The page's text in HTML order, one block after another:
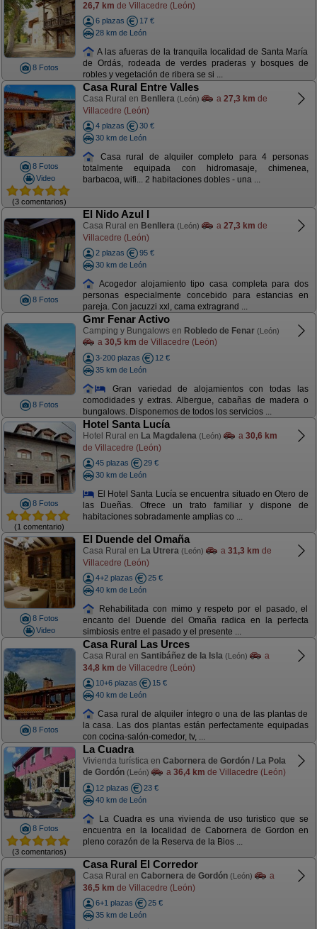
8 Fotos
26,7 km de Villacedre (León)
6 plazas
17 €
28 km de León
A las afueras de la tranquila localidad de Santa María
de Ordás, rodeada de verdes praderas y bosques de
robles y vegetación de ribera se si ...
8 Fotos
Video
(3 comentarios)
Casa Rural Entre Valles
Casa Rural en Benllera (León) a 27,3 km de
Villacedre (León)
4 plazas
30 €
30 km de León
Casa rural de alquiler completo para 4 personas
totalmente equipada con hidromasaje, chimenea,
barbacoa, wifi... 2 habitaciones dobles - una ...
8 Fotos
El Nido Azul I
Casa Rural en Benllera (León) a 27,3 km de
Villacedre (León)
2 plazas
95 €
30 km de León
Acogedor alojamiento tipo casa completa para dos
personas especialmente concebido para estancias en
pareja. Con jacuzzi xxl, cama extragrand ...
8 Fotos
Gmr Fenar Activo
Camping y Bungalows en Robledo de Fenar (León)
a 30,5 km de Villacedre (León)
3-200 plazas
12 €
35 km de León
Gran variedad de alojamientos con todas las
comodidades y extras. Albergue, cabañas de madera o
bungalows. Disponemos de todos los servicios ...
8 Fotos
(1 comentario)
Hotel Santa Lucía
Hotel Rural en La Magdalena (León) a 30,6 km
de Villacedre (León)
45 plazas
29 €
30 km de León
El Hotel Santa Lucía se encuentra situado en Otero de
las Dueñas. Ofrece un trato familiar y dispone de
habitaciones sobradamente amplias co ...
8 Fotos
Video
El Duende del Omaña
Casa Rural en La Utrera (León) a 31,3 km de
Villacedre (León)
4+2 plazas
25 €
40 km de León
Rehabilitada con mimo y respeto por el pasado, el
encanto del Duende del Omaña radica en la perfecta
simbiosis entre el pasado y el presente ...
8 Fotos
Casa Rural Las Urces
Casa Rural en Santibáñez de la Isla (León)
a
34,8 km de Villacedre (León)
10+6 plazas
15 €
40 km de León
Casa rural de alquiler íntegro o una de las plantas de
la casa. Las dos plantas están perfectamente equipadas
con cocina-salón-comedor, tv, ...
8 Fotos
(3 comentarios)
La Cuadra
Vivienda turística en Cabornera de Gordón / La Pola
de Gordón (León) a 36,4 km de Villacedre (León)
12 plazas
23 €
40 km de León
La Cuadra es una vivienda de uso turistico que se
encuentra en la localidad de Cabornera de Gordon en
pleno corazón de la Reserva de la Bios ...
Casa Rural El Corredor
Casa Rural en Cabornera de Gordón (León)
a
36,5 km de Villacedre (León)
6+1 plazas
25 €
35 km de León